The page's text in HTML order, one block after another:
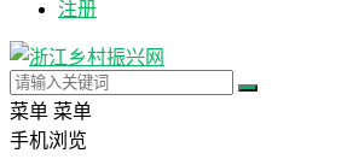
注册
菜单 菜单
手机浏览